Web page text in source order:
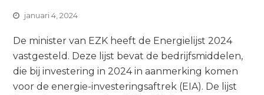
januari 4, 2024
De minister van EZK heeft de Energielijst 2024
vastgesteld. Deze lijst bevat de bedrijfsmiddelen,
die bij investering in 2024 in aanmerking komen
voor de energie-investeringsaftrek (EIA). De lijst